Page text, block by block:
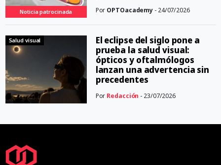
Noticia patrocinada Por OPTOacademy - 24/07/2026
Salud visual
El eclipse del siglo pone a
prueba la salud visual:
ópticos y oftalmólogos
lanzan una advertencia sin
precedentes
Por Redacción - 23/07/2026